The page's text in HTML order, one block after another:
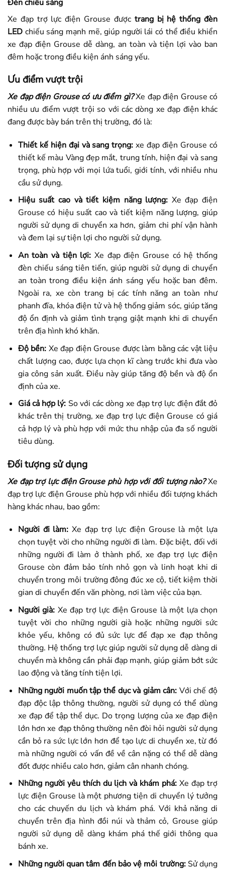
Đèn chiếu sáng
Xe đạp trợ lực điện Grouse được trang bị hệ thống đèn
LED chiếu sáng mạnh mẽ, giúp người lái có thể điều khiển
xe đạp điện Grouse dễ dàng, an toàn và tiện lợi vào ban
đêm hoặc trong điều kiện ánh sáng yếu.
Ưu điểm vượt trội
Xe đạp điện Grouse có ưu điểm gì? Xe đạp điện Grouse có
nhiều ưu điểm vượt trội so với các dòng xe đạp điện khác
đang được bày bán trên thị trường, đó là:
Thiết kế hiện đại và sang trọng: xe đạp điện Grouse có
thiết kế màu Vàng đẹp mắt, trung tính, hiện đại và sang
trọng, phù hợp với mọi lứa tuổi, giới tính, với nhiều nhu
cầu sử dụng.
Hiệu suất cao và tiết kiệm năng lượng: Xe đạp điện
Grouse có hiệu suất cao và tiết kiệm năng lượng, giúp
người sử dụng di chuyển xa hơn, giảm chi phí vận hành
và đem lại sự tiện lợi cho người sử dụng.
An toàn và tiện lợi: Xe đạp điện Grouse có hệ thống
đèn chiếu sáng tiên tiến, giúp người sử dụng di chuyển
an toàn trong điều kiện ánh sáng yếu hoặc ban đêm.
Ngoài ra, xe còn trang bị các tính năng an toàn như
phanh đĩa, khóa điện tử và hệ thống giảm sóc, giúp tăng
độ ổn định và giảm tình trạng giật mạnh khi di chuyển
trên địa hình khó khăn.
Độ bền: Xe đạp điện Grouse được làm bằng các vật liệu
chất lượng cao, được lựa chọn kĩ càng trước khi đưa vào
gia công sản xuất. Điều này giúp tăng độ bền và độ ổn
định của xe.
Giá cả hợp lý: So với các dòng xe đạp trợ lực điện đắt đỏ
khác trên thị trường, xe đạp trợ lực điện Grouse có giá
cả hợp lý và phù hợp với mức thu nhập của đa số người
tiêu dùng.
Đối tượng sử dụng
Xe đạp trợ lực điện Grouse phù hợp với đối tượng nào? Xe
đạp trợ lực điện Grouse phù hợp với nhiều đối tượng khách
hàng khác nhau, bao gồm:
Người đi làm: Xe đạp trợ lực điện Grouse là một lựa
chọn tuyệt vời cho những người đi làm. Đặc biệt, đối với
những người đi làm ở thành phố, xe đạp trợ lực điện
Grouse còn đảm bảo tính nhỏ gọn và linh hoạt khi di
chuyển trong môi trường đông đúc xe cộ, tiết kiệm thời
gian di chuyển đến văn phòng, nơi làm việc của bạn.
Người già: Xe đạp trợ lực điện Grouse là một lựa chọn
tuyệt vời cho những người già hoặc những người sức
khỏe yếu, không có đủ sức lực để đạp xe đạp thông
thường. Hệ thống trợ lực giúp người sử dụng dễ dàng di
chuyển mà không cần phải đạp mạnh, giúp giảm bớt sức
lao động và tăng tính tiện lợi.
Những người muốn tập thể dục và giảm cân: Với chế độ
đạp độc lập thông thường, người sử dụng có thể dùng
xe đạp để tập thể dục. Do trọng lượng của xe đạp điện
lớn hơn xe đạp thông thường nên đòi hỏi người sử dụng
cần bỏ ra sức lực lớn hơn để tạo lực di chuyển xe, từ đó
mà những người có vấn đề về cân nặng có thể dễ dàng
đốt được nhiều calo hơn, giảm cân nhanh chóng.
Những người yêu thích du lịch và khám phá: Xe đạp trợ
lực điện Grouse là một phương tiện di chuyển lý tưởng
cho các chuyến du lịch và khám phá. Với khả năng di
chuyển trên địa hình đồi núi và thảm cỏ, Grouse giúp
người sử dụng dễ dàng khám phá thế giới thông qua
bánh xe.
Những người quan tâm đến bảo vệ môi trường:Sử dụng